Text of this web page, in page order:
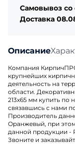
Описание
Компания
крупнейших
деятельность на
области.
213х65 мм купить по
связавшись с нами
Производитель
Оранжевый, при этом
данной продукции -
Звоните и
Самовывоз со
Доставка